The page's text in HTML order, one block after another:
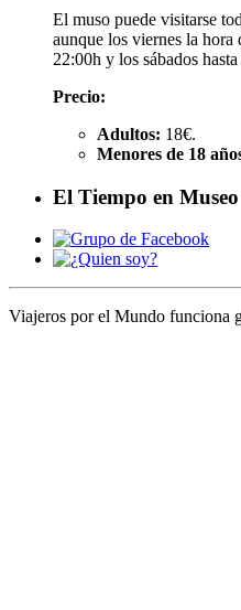
El muso puede visitarse
aunque los viernes la hora
22:00h y los sábados
Precio:
Adultos: 18€.
Menores de 18
El Tiempo en
Viajeros por el Mundo funciona